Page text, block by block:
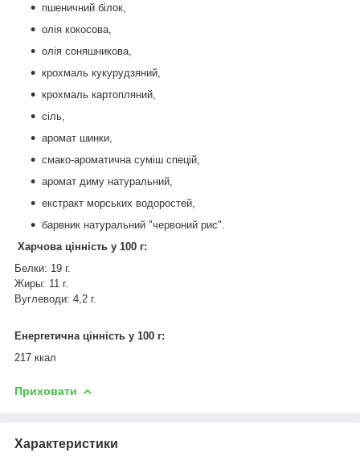
пшеничний білок,
олія кокосова,
олія соняшникова,
крохмаль кукурудзяний,
крохмаль картопляний,
сіль,
аромат шинки,
смако-ароматична суміш спецій,
аромат диму натуральний,
екстракт морських водоростей,
барвник натуральний "червоний рис".
Харчова цінність у 100 г:
Белки: 19 г.
Жиры: 11 г.
Вуглеводи: 4,2 г.
Енергетична цінність у 100 г:
217 ккал
Приховати
Характеристики